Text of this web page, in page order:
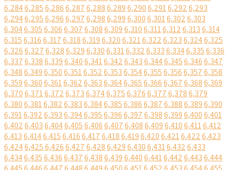
6,2846,2856,2866,2876,2886,2896,2906,2916,2926,293
6,2946,2956,2966,2976,2986,2996,3006,3016,3026,303
6,3046,3056,3066,3076,3086,3096,3106,3116,3126,3136,314
6,3156,3166,3176,3186,3196,3206,3216,3226,3236,3246,325
6,3266,3276,3286,3296,3306,3316,3326,3336,3346,3356,336
6,3376,3386,3396,3406,3416,3426,3436,3446,3456,3466,347
6,3486,3496,3506,3516,3526,3536,3546,3556,3566,3576,358
6,3596,3606,3616,3626,3636,3646,3656,3666,3676,3686,369
6,3706,3716,3726,3736,3746,3756,3766,3776,3786,379
6,3806,3816,3826,3836,3846,3856,3866,3876,3886,3896,390
6,3916,3926,3936,3946,3956,3966,3976,3986,3996,4006,401
6,4026,4036,4046,4056,4066,4076,4086,4096,4106,4116,412
6,4136,4146,4156,4166,4176,4186,4196,4206,4216,4226,423
6,4246,4256,4266,4276,4286,4296,4306,4316,4326,433
6,4346,4356,4366,4376,4386,4396,4406,4416,4426,4436,444